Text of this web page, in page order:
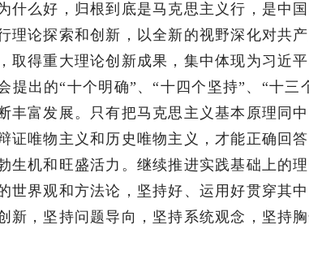
什么好，归根到底是马克思主义行，是中
理论探索和创新，以全新的视野深化对共
取得重大理论创新成果，集中体现为习近
提出的“十个明确”、“十四个坚持”、“十
丰富发展。只有把马克思主义基本原理同
证唯物主义和历史唯物主义，才能正确回
生机和旺盛活力。继续推进实践基础上的
世界观和方法论，坚持好、运用好贯穿其
新，坚持问题导向，坚持系统观念，坚持